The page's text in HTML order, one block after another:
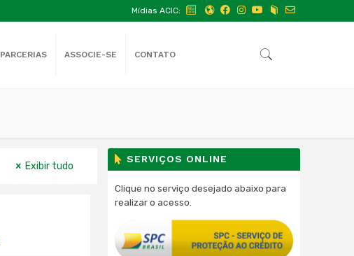
Mídias ACIC:
PARCERIAS ASSOCIE-SE CONTATO
Exibir tudo
SERVIÇOS ONLINE
Clique no serviço desejado abaixo para
realizar o acesso.